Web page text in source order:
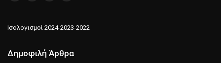
Ισολογισμοί 2024-2023-2022
Δημοφιλή Άρθρα